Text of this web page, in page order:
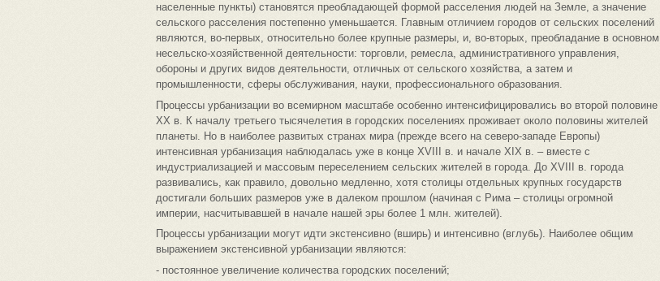
населенные пункты) становятся преобладающей формой расселения людей на Земле, а значение
сельского расселения постепенно уменьшается. Главным отличием городов от сельских поселений
являются, во-первых, относительно более крупные размеры, и, во-вторых, преобладание в основном
несельско-хозяйственной деятельности: торговли, ремесла, административного управления,
обороны и других видов деятельности, отличных от сельского хозяйства, а затем и
промышленности, сферы обслуживания, науки, профессионального образования.
Процессы урбанизации во всемирном масштабе особенно интенсифицировались во второй половине
ХХ в. К началу третьего тысячелетия в городских поселениях проживает около половины жителей
планеты. Но в наиболее развитых странах мира (прежде всего на северо-западе Европы)
интенсивная урбанизация наблюдалась уже в конце ХVIII в. и начале XIX в. – вместе с
индустриализацией и массовым переселением сельских жителей в города. До XVIII в. города
развивались, как правило, довольно медленно, хотя столицы отдельных крупных государств
достигали больших размеров уже в далеком прошлом (начиная с Рима – столицы огромной
империи, насчитывавшей в начале нашей эры более 1 млн. жителей).
Процессы урбанизации могут идти экстенсивно (вширь) и интенсивно (вглубь). Наиболее общим
выражением экстенсивной урбанизации являются:
- постоянное увеличение количества городских поселений;